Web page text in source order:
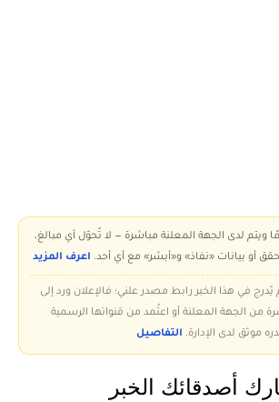
ويتم لدى الجهة المعلنة مباشرة — لا تُحوّل أي مبالغ،
أو بيانات «نفاذ» و«أبشر» مع أي أحد. اعرف المزيد
يُدرج في هذا الخبر رابط مصدر علني؛ فالإعلان ورد إلى
من الجهة المعلنة أو اعتُمد من قنواتها الرسمية
موثق لدى الإدارة. التفاصيل
أصدقائك الخبر